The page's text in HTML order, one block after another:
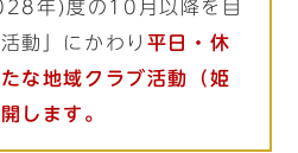
年)度の10月以降を目
動」にかわり 平日・休
な地域クラブ活動（姫
します。